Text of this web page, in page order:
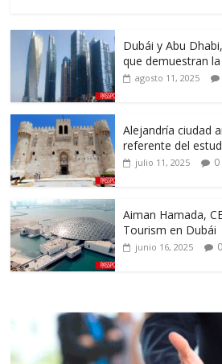
Dubái y Abu
que demuestran
agosto 11, 2025
Alejandría ciudad
referente del
julio 11, 2025 0
Aiman Hamada,
Tourism en Dubái
junio 16, 2025 0